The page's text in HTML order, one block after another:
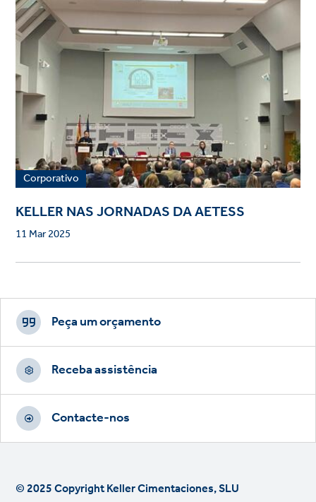
Corporativo
KELLER NAS JORNADAS DA AETESS
11 Mar 2025
Footer
CTAs
Peça um orçamento
Receba assistência
Contacte-nos
© 2025 Copyright Keller Cimentaciones, SLU